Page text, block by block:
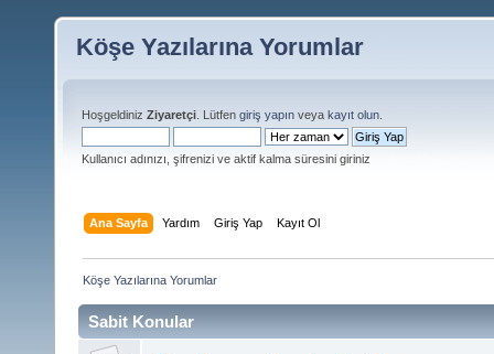
Köşe Yazılarına Yorumlar
Hoşgeldiniz Ziyaretçi . Lütfen giriş yapın veya kayıt olun
Kullanıcı adınızı, şifrenizi ve aktif kalma süresini giriniz
Ana Sayfa Yardım Giriş Yap Kayıt Ol
Köşe Yazılarına Yorumlar
Sabit Konular